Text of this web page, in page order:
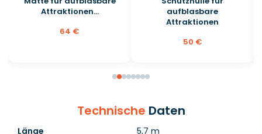
Attraktionen...
64 €
aufblasbare
Attraktionen
50 €
Technische Daten
Länge 5,7 m